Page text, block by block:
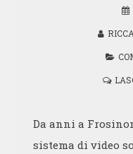
Da anni a
sistema di video